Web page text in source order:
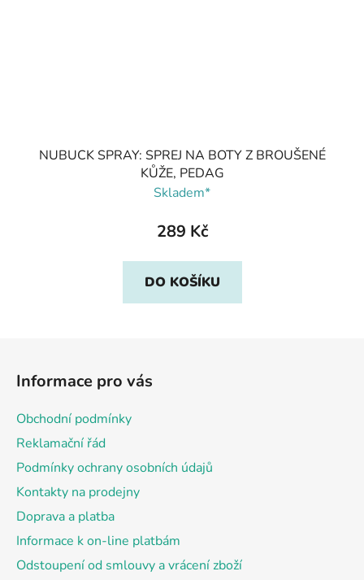
NUBUCK SPRAY: SPREJ NA BOTY Z BROUŠENÉ
KŮŽE, PEDAG
Skladem*
289 Kč
DO KOŠÍKU
Informace pro vás
Obchodní podmínky
Reklamační řád
Podmínky ochrany osobních údajů
Kontakty na prodejny
Doprava a platba
Informace k on-line platbám
Odstoupení od smlouvy a vrácení zboží